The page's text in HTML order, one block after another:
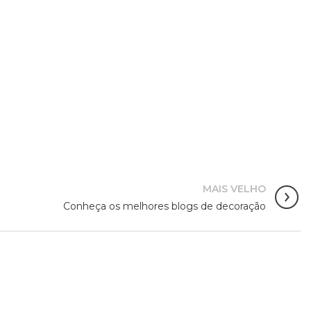
MAIS VELHO
Conheça os melhores blogs de decoração